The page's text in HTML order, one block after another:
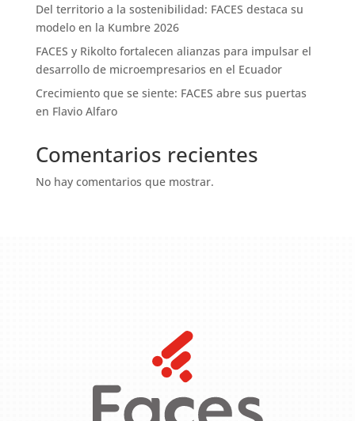
Del territorio a la sostenibilidad: FACES destaca su
modelo en la Kumbre 2026
FACES y Rikolto fortalecen alianzas para impulsar el
desarrollo de microempresarios en el Ecuador
Crecimiento que se siente: FACES abre sus puertas
en Flavio Alfaro
Comentarios recientes
No hay comentarios que mostrar.